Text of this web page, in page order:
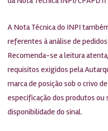
A Nota Técnica do INPI
referentes à análise de
Recomenda-se a leitura
requisitos exigidos pela
marca de posição sob o crivo
especificação dos produtos ou
disponibilidade do sinal.